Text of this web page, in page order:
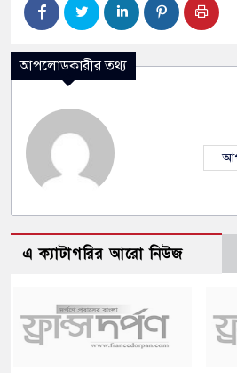
আপলোডকারীর তথ্য
এ ক্যাটাগরির আরো নিউজ